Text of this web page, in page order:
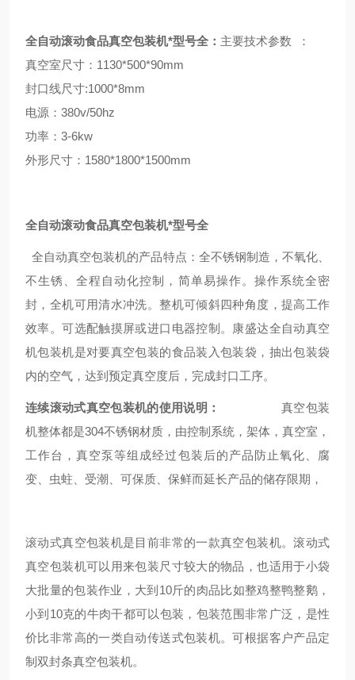
全自动滚动食品真空包装机*型号全 ： ​主要技术参数 ：
真空室尺寸：1130*500*90mm
封口线尺寸:1000*8mm
电源：380v/50hz
功率：3-6kw
外形尺寸：1580*1800*1500mm
全自动滚动食品真空包装机*型号全
全自动真空包装机的产品特点：全不锈钢制造，不氧化、
不生锈、全程自动化控制，简单易操作。 操作系统全密
封，全机可用清水冲洗。整机可倾斜四种角度，提高工作
效率。可选配触摸屏或进口电器控制 。 康盛达全自动真空
机包装机是对要真空包装的食品装入包装袋，抽出包装袋
内的空气，达到预定真空度后，完成封口工序。
连续滚动式真空包装机的使用说明 ：
真空包装
机整体都是304不锈钢材质，由控制系统，架体，真空室，
工作台，真空泵等组成经过包装后的产品防止氧化、 腐
变、虫蛀、受潮、可保质、保鲜而延长产品的储存限期，
滚动式真空包装机是目前非常的一款真空包装机。滚动式
真空包装机可以用来包装尺寸较大的物品，也适用于小袋
大批量的包装作业，大到10斤的肉品比如整鸡整鸭整鹅，
小到10克的牛肉干都可以包装，包装范围非常广泛，是性
价比非常高的一类自动传送式包装机。可根据客户产品定
制双封条真空包装机。